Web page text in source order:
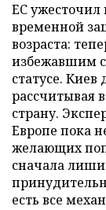
ЕС ужесточил
временной
возраста:
избежавшим
статусе.
рассчитывая
страну.
Европе пока
желающих
сначала
есть все